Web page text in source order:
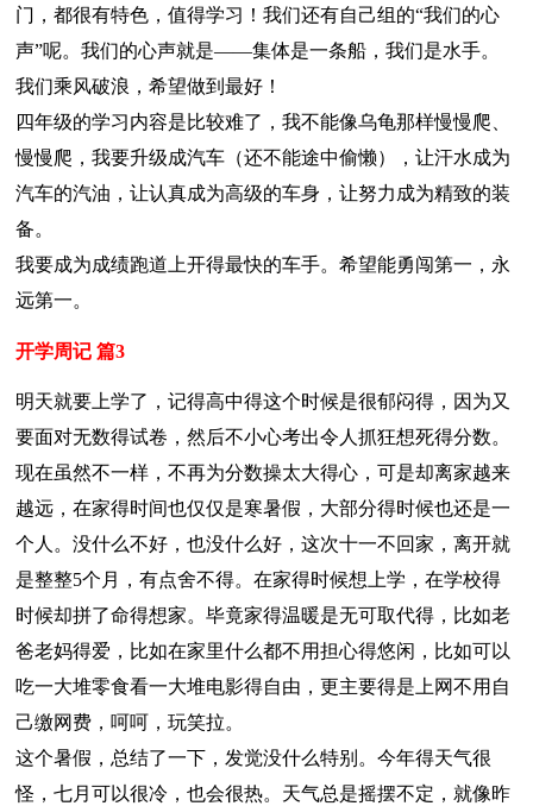
门，都很有特色，值得学习！我们还有自己组的“我们的心
声”呢。我们的心声就是——集体是一条船，我们是水手。
我们乘风破浪，希望做到最好！
四年级的学习内容是比较难了，我不能像乌龟那样慢慢爬、
慢慢爬，我要升级成汽车（还不能途中偷懒），让汗水成为
汽车的汽油，让认真成为高级的车身，让努力成为精致的装
备。
我要成为成绩跑道上开得最快的车手。希望能勇闯第一，永
远第一。
开学周记 篇3
明天就要上学了，记得高中得这个时候是很郁闷得，因为又
要面对无数得试卷，然后不小心考出令人抓狂想死得分数。
现在虽然不一样，不再为分数操太大得心，可是却离家越来
越远，在家得时间也仅仅是寒暑假，大部分得时候也还是一
个人。没什么不好，也没什么好，这次十一不回家，离开就
是整整5个月，有点舍不得。在家得时候想上学，在学校得
时候却拼了命得想家。毕竟家得温暖是无可取代得，比如老
爸老妈得爱，比如在家里什么都不用担心得悠闲，比如可以
吃一大堆零食看一大堆电影得自由，更主要得是上网不用自
己缴网费，呵呵，玩笑拉。
这个暑假，总结了一下，发觉没什么特别。今年得天气很
怪，七月可以很冷，也会很热。天气总是摇摆不定，就像昨